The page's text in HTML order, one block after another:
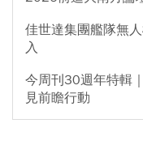
佳世達集團艦隊無
入
今周刊30週年特輯
見前瞻行動